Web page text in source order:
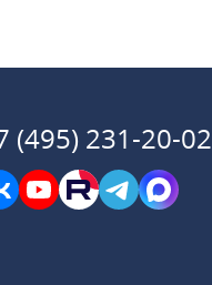
(495) 231-20-02